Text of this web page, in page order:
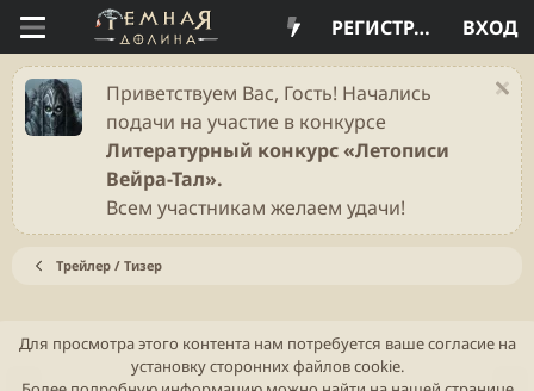
ВХОД
РЕГИСТРАЦИЯ
Приветствуем Вас, Гость! Начались
подачи на участие в конкурсе
Литературный конкурс «Летописи
Вейра-Тал».
Всем участникам желаем удачи!
Трейлер / Тизер
Для просмотра этого контента нам потребуется ваше согласие на
установку сторонних файлов cookie.